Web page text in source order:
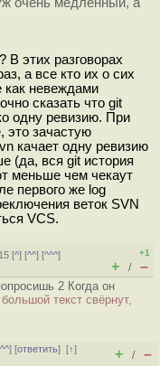
В этих разговорах
а все кто их о сих
как нeвеждами
сказать что git
одну ревизию. При
это зачастую
качает одну ревизию
(да, вся git история
меньше чем чекаут
первого же log
веток SVN
VCS.
[^] [^^] [^^^]
+1
+ / –
2 Когда он
большой текст свёрнут,
] [ответить][↑]
+ / –